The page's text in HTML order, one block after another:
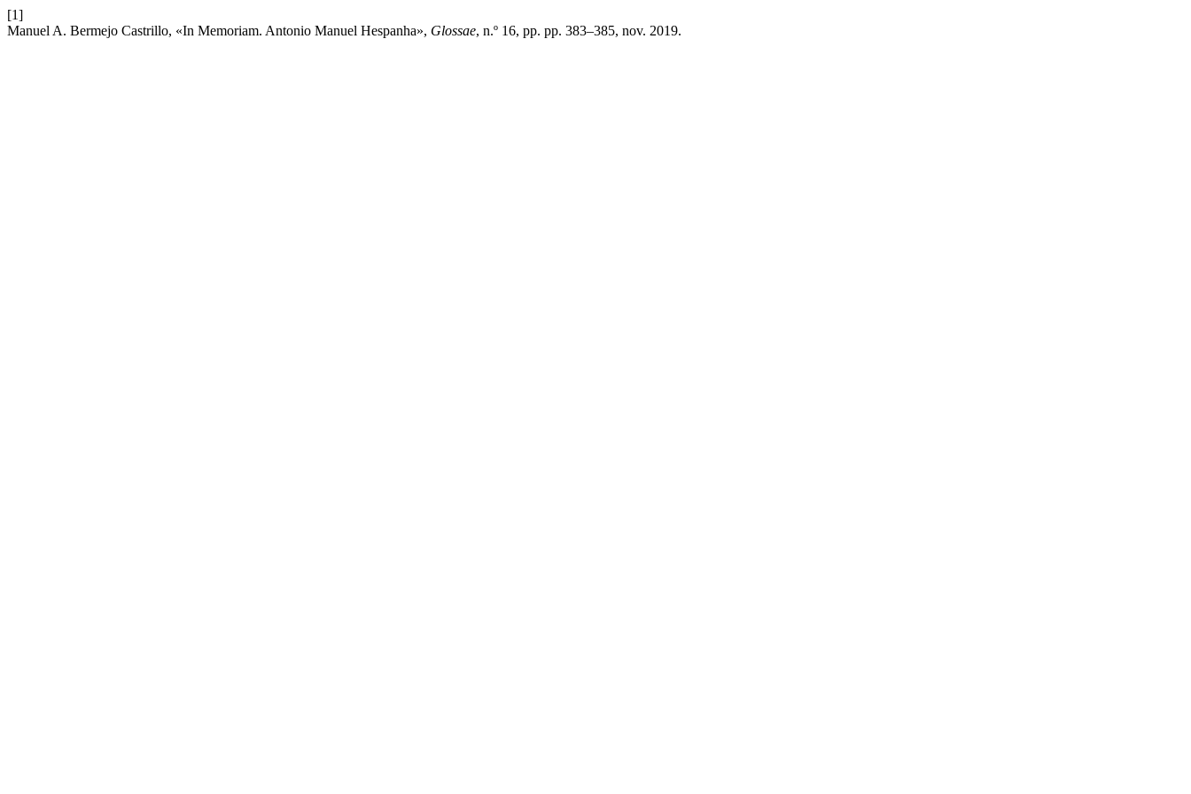
[1]
Manuel A. Bermejo Castrillo, «In Memoriam. Antonio Manuel Hespanha», Glossae, n.º 16, pp. pp. 383–385, nov. 2019.